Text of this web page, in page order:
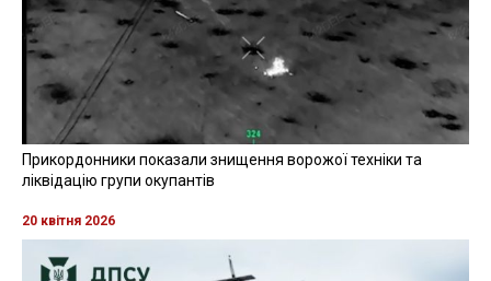
Прикордонники показали знищення ворожої техніки та
ліквідацію групи окупантів
20 квітня 2026